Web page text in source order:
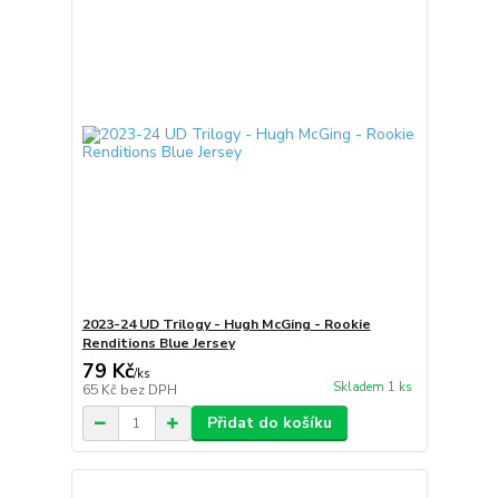
2023-24 UD Trilogy - Hugh McGing - Rookie
Renditions Blue Jersey
79 Kč/ks
65 Kč bez DPH Skladem 1 ks
Přidat do košíku